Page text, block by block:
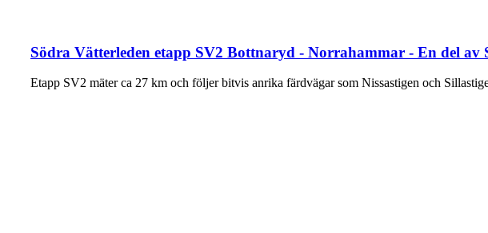
Södra Vätterleden etapp SV2 Bottnaryd - Norrahammar - En del av
Etapp SV2 mäter ca 27 km och följer bitvis anrika färdvägar som Nissastigen och